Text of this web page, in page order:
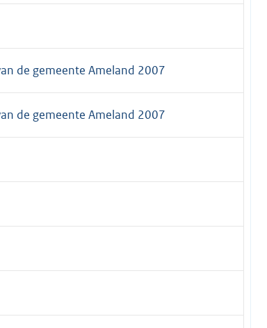
de gemeente Ameland 2007
de gemeente Ameland 2007